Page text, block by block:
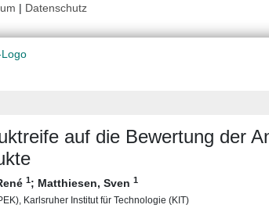
| Datenschutz
auf die Bewertung der
1; Matthiesen, Sven 1
Karlsruher Institut für Technologie (KIT)